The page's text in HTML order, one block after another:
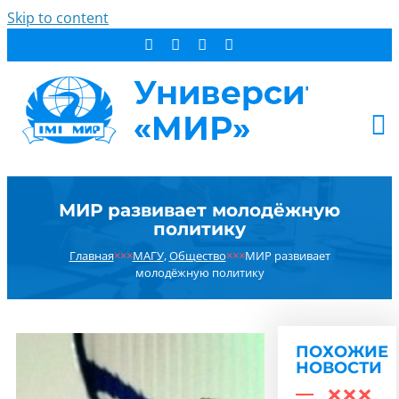
Skip to content
СТУДЕНТУ
ОБ УНИВЕРСИТЕТЕ
НОВОСТИ
РЕЗУЛЬТАТ ПОИСКА:
МИР развивает молодёжную
политику
Главная×××МАГУ,Общество×××МИР развивает
молодёжную политику
ПОХОЖИЕ
НОВОСТИ